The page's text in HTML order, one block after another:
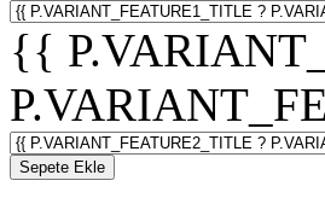
{{
Sepete Ekle